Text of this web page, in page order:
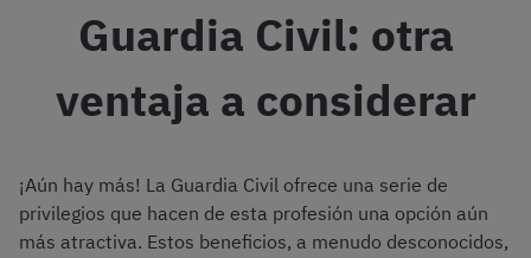
Guardia Civil: otra
ventaja a considerar
¡Aún hay más! La Guardia Civil ofrece una serie de
privilegios que hacen de esta profesión una opción aún
más atractiva. Estos beneficios, a menudo desconocidos,